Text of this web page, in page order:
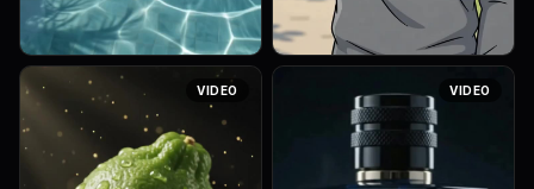
Use the provided reference
image of the villa and keep
the exact same architecture,
design, lighting, and
environment with no
modificatio...
character only. Keep exact
character consistency. Show
the character from chest up
VIDEO VIDEO